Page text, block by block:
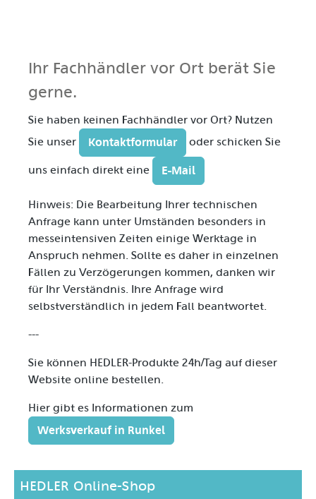
Ihr Fachhändler vor Ort berät Sie
gerne.
Sie haben keinen Fachhändler vor Ort? Nutzen
Sie unser
Kontaktformular oder schicken Sie
uns einfach direkt eine E-Mail
Hinweis: Die Bearbeitung Ihrer technischen
Anfrage kann unter Umständen besonders in
messeintensiven Zeiten einige Werktage in
Anspruch nehmen. Sollte es daher in einzelnen
Fällen zu Verzögerungen kommen, danken wir
für Ihr Verständnis. Ihre Anfrage wird
selbstverständlich in jedem Fall beantwortet.
---
Sie können HEDLER-Produkte 24h/Tag auf dieser
Website online bestellen.
Hier gibt es Informationen zum
Werksverkauf in Runkel
HEDLER Online-Shop